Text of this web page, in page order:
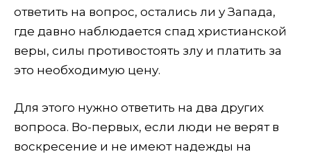
ответить на вопрос, остались ли у Запада,
где давно наблюдается спад христианской
веры, силы противостоять злу и платить за
это необходимую цену.
Для этого нужно ответить на два других
вопроса. Во-первых, если люди не верят в
воскресение и не имеют надежды на